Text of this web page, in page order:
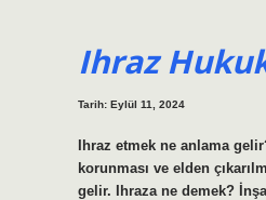
Ihraz
Tarih: Eylül 11, 2024
Ihraz etmek ne anlama
korunması ve elden
gelir. Ihraza ne demek?